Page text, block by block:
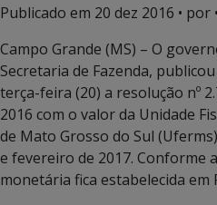
Publicado em 20 dez 2016 • por •
Campo Grande (MS) – O
Secretaria de Fazenda,
terça-feira (20) a resolução nº
2016 com o valor da Unidade
de Mato Grosso do Sul
e fevereiro de 2017. Conforme
monetária fica estabelecida em